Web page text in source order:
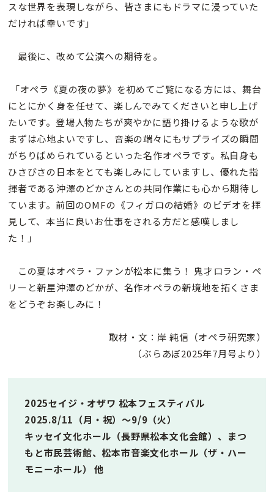
スな世界を表現しながら、皆さまにもドラマに浸っていた
だければ幸いです」
最後に、改めて公演への期待を。
「オペラ《夏の夜の夢》を初めてご覧になる方には、舞台
にとにかく身を任せて、楽しんでみてくださいと申し上げ
たいです。登場人物たちが爽やかに語り掛けるような歌が
まずは心地よいですし、音楽の端々にもサプライズの瞬間
がちりばめられているといった名作オペラです。私自身も
ひさびさの日本をとても楽しみにしていますし、優れた指
揮者である沖澤のどかさんとの共同作業にも心から期待し
ています。前回のOMFの《フィガロの結婚》のビデオを拝
見して、本当に良いお仕事をされる方だと感嘆しまし
た！」
この夏はオペラ・ファンが松本に集う！ 鬼才ロラン・ペ
リーと新星沖澤のどかが、名作オペラの新境地を拓くさま
をどうぞお楽しみに！
取材・文：岸 純信（オペラ研究家）
（ぶらあぼ2025年7月号より）
2025セイジ・オザワ 松本フェスティバル
2025.8/11（月・祝）〜9/9（火）
キッセイ文化ホール（長野県松本文化会館）、まつ
もと市民芸術館、松本市音楽文化ホール（ザ・ハー
モニーホール） 他